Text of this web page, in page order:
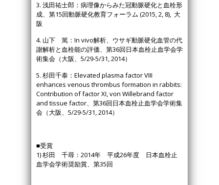
3. 浅田祐士郎：病理像からみた冠動脈硬化と血栓形
成、第15回動脈硬化教育フォーラム (2015, 2, 8), 大
阪
4. 山下 篤：In vivo解析、ウサギ動脈硬化血管の代
謝解析と血栓能の評価、第36回日本血栓止血学会学
術集会（大阪、5/29-5/31, 2014）
5. 杉田千泰：Elevated plasma factor VIII
enhances venous thrombus formation in rabbits:
Contribution of factor XI, von Willebrand factor
and tissue factor、第36回日本血栓止血学会学術集
会（大阪、5/29-5/31, 2014）
■受賞
1) 杉田 千尋：2014年 平成26年度 日本血栓止
血学会学術奨励賞、第35回